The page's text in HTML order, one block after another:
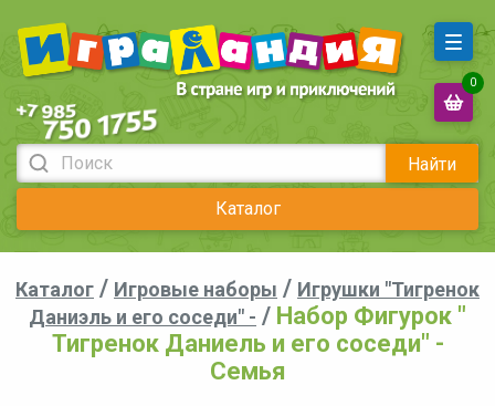
Найти
Каталог
0
Каталог / Игровые наборы / Игрушки "Тигренок
Даниэль и его соседи" - / Набор Фигурок "
Тигренок Даниель и его соседи" -
Семья